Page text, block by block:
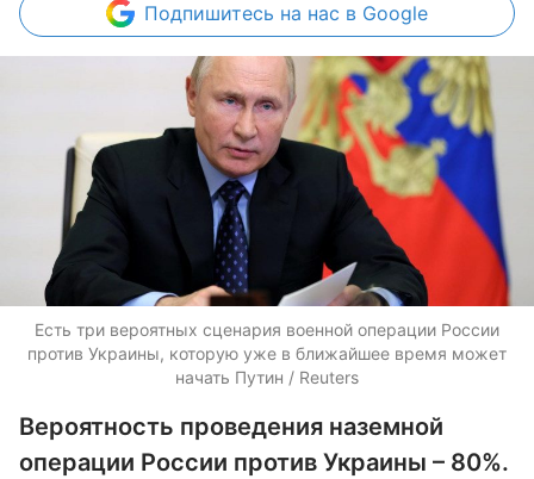
Подпишитесь на нас в Google
Есть три вероятных сценария военной операции России
против Украины, которую уже в ближайшее время может
начать Путин / Reuters
Вероятность проведения наземной
операции России против Украины – 80%.